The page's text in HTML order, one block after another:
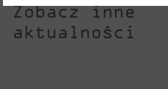
Zobacz inne
aktualności